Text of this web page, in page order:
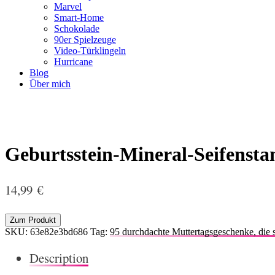
Marvel
Smart-Home
Schokolade
90er Spielzeuge
Video-Türklingeln
Hurricane
Blog
Über mich
Geburtsstein-Mineral-
14,99 €
Zum Produkt
SKU: 63e82e3bd686 Tag: 95 durchdachte Muttertagsgeschenke, die
Description